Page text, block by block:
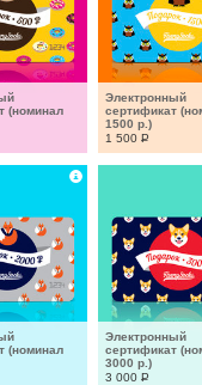
(номинал
Электронный
сертификат
1500 р.)
1 500 Р
(номинал
Электронный
сертификат
3000 р.)
3 000 Р